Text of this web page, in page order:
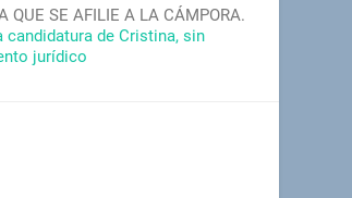
QUE SE AFILIE A LA CÁMPORA.
candidatura de Cristina, sin
jurídico